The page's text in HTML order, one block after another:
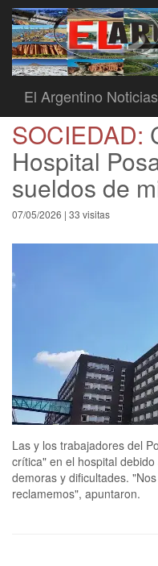
El Argentino Noticias
SOCIEDAD:
Hospital
sueldos de
07/05/2026 | 33 visitas
Las y los trabajadores del
crítica" en el hospital
demoras y dificultades.
reclamemos", apuntaron.